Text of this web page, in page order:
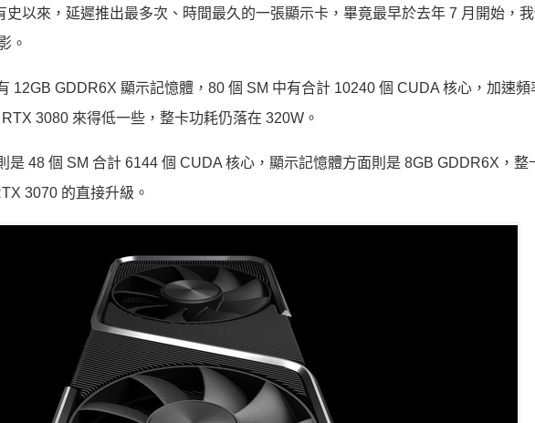
史以來，延遲推出最多次、時間最久的一張顯示卡，畢竟最早於去年 7 月開始，
。
12GB GDDR6X 顯示記憶體，80 個 SM 中有合計 10240 個 CUDA 核心，加速頻
3080 來得低一些，整卡功耗仍落在 320W。
是 48 個 SM 合計 6144 個 CUDA 核心，顯示記憶體方面則是 8GB GDDR6X，整
3070 的直接升級。